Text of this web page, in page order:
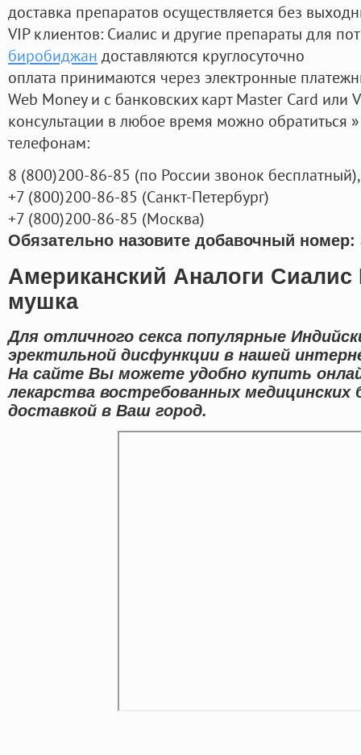
доставка препаратов осуществляется без
VIP клиентов: Сиалис и другие препараты для
биробиджан доставляются круглосуточно
оплата принимаются через электронные
Web Money и с банковских карт Master Card или
консультации в любое время можно обратиться
телефонам:
8 (800)200-86-85 (по России звонок бесплатный),
+7 (800)200-86-85 (Санкт-Петербург)
+7 (800)200-86-85 (Москва)
Обязательно назовите добавочный номер:
Американский Аналоги Сиалис
мушка
Для отличного секса популярные
эректильной дисфункции в нашей
На сайте Вы можете удобно купить
лекарства востребованных медицинских
доставкой в Ваш город.